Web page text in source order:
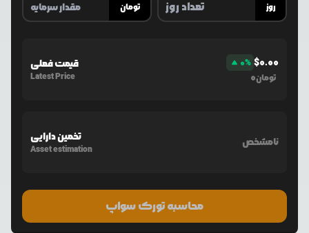
تومان روز
قیمت فعلی
Latest Price
0% $0.00
0تومان
تخمین دارایی
Asset estimation
نامشخص
محاسبه تورک سواپ